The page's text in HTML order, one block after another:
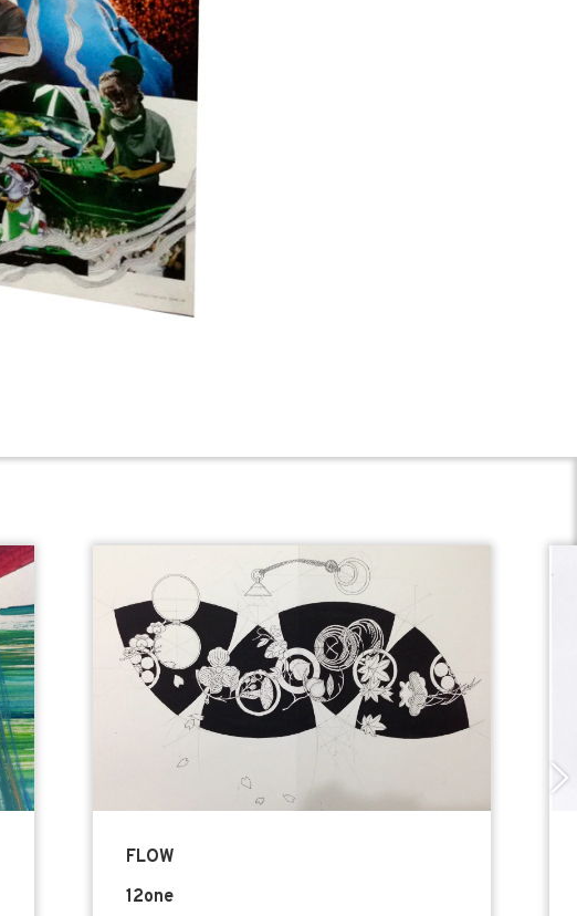
FLOW
12one